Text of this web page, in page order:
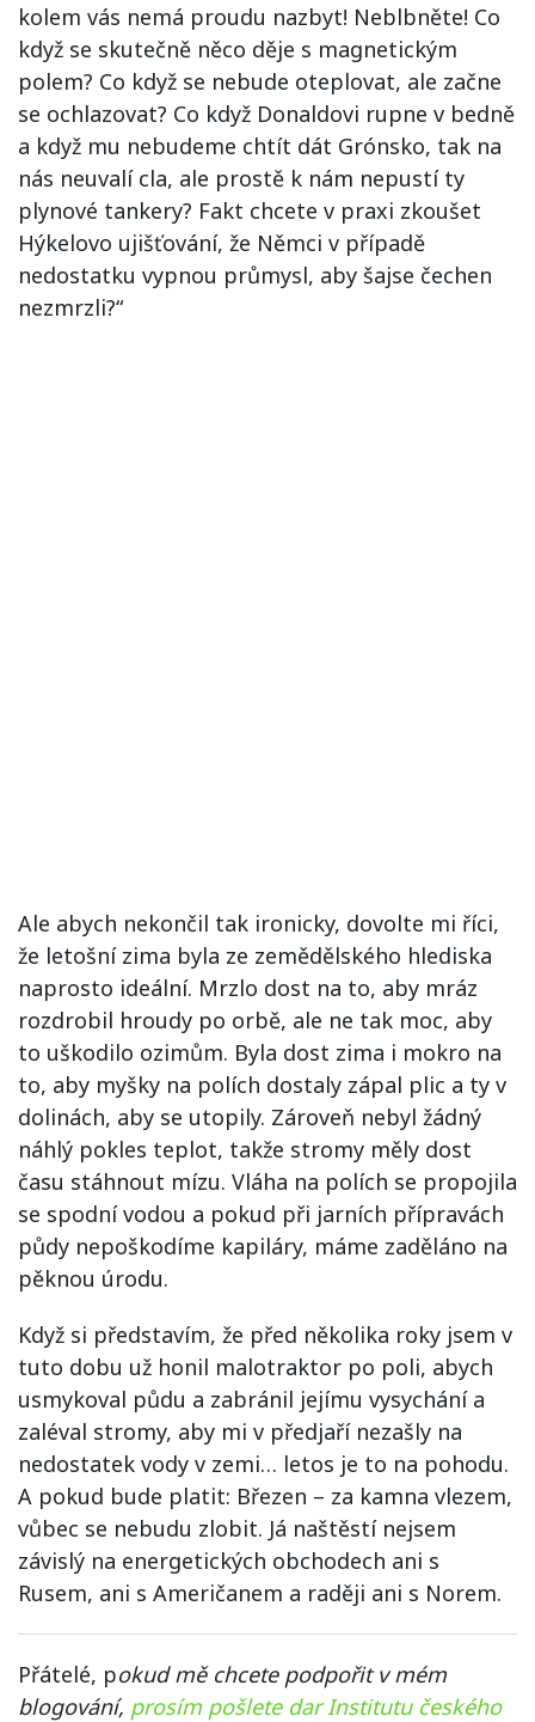
kolem vás nemá proudu nazbyt! Neblbněte! Co
když se skutečně něco děje s magnetickým
polem? Co když se nebude oteplovat, ale začne
se ochlazovat? Co když Donaldovi rupne v bedně
a když mu nebudeme chtít dát Grónsko, tak na
nás neuvalí cla, ale prostě k nám nepustí ty
plynové tankery? Fakt chcete v praxi zkoušet
Hýkelovo ujišťování, že Němci v případě
nedostatku vypnou průmysl, aby šajse čechen
nezmrzli?“
Ale abych nekončil tak ironicky, dovolte mi říci,
že letošní zima byla ze zemědělského hlediska
naprosto ideální. Mrzlo dost na to, aby mráz
rozdrobil hroudy po orbě, ale ne tak moc, aby
to uškodilo ozimům. Byla dost zima i mokro na
to, aby myšky na polích dostaly zápal plic a ty v
dolinách, aby se utopily. Zároveň nebyl žádný
náhlý pokles teplot, takže stromy měly dost
času stáhnout mízu. Vláha na polích se propojila
se spodní vodou a pokud při jarních přípravách
půdy nepoškodíme kapiláry, máme zaděláno na
pěknou úrodu.
Když si představím, že před několika roky jsem v
tuto dobu už honil malotraktor po poli, abych
usmykoval půdu a zabránil jejímu vysychání a
zaléval stromy, aby mi v předjaří nezašly na
nedostatek vody v zemi… letos je to na pohodu.
A pokud bude platit: Březen – za kamna vlezem,
vůbec se nebudu zlobit. Já naštěstí nejsem
závislý na energetických obchodech ani s
Rusem, ani s Američanem a raději ani s Norem.
Přátelé, pokud mě chcete podpořit v mém
blogování, prosím pošlete dar Institutu českého